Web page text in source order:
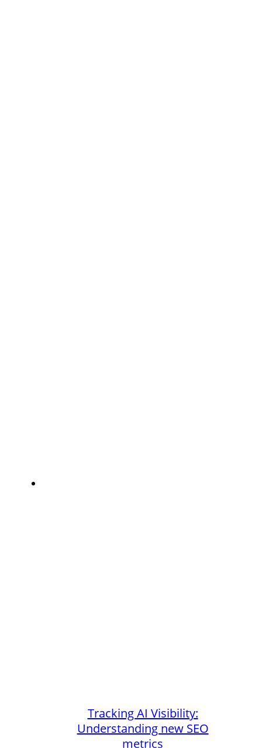
Tracking AI Visibility:
Understanding new SEO
metrics